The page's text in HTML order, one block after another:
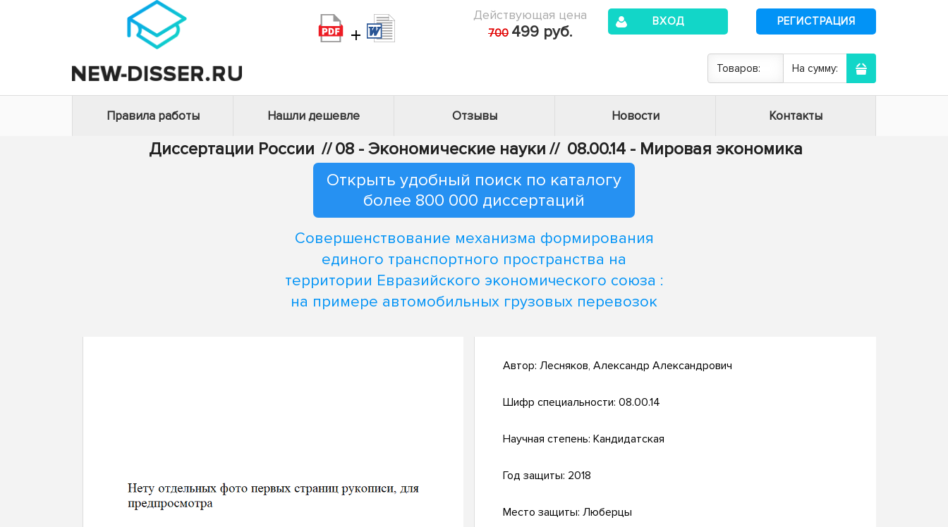
+
Действующая цена
700 499 руб.
ВХОД РЕГИСТРАЦИЯ
Товаров: На сумму:
Правила работы Нашли дешевле Отзывы Новости Контакты
Диссертации России // 08 - Экономические науки // 08.00.14 - Мировая экономика
Открыть удобный поиск по каталогу
более 800 000 диссертаций
Совершенствование механизма формирования
единого транспортного пространства на
территории Евразийского экономического союза :
на примере автомобильных грузовых перевозок
Автор: Лесняков, Александр Александрович
Шифр специальности: 08.00.14
Научная степень: Кандидатская
Год защиты: 2018
Место защиты: Люберцы